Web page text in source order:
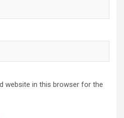
website in this browser for the